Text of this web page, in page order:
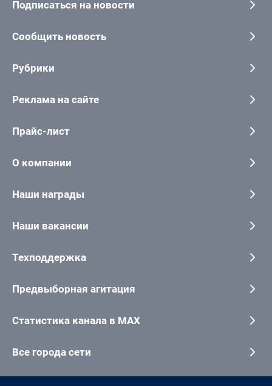
Подписаться на новости
Сообщить новость
Рубрики
Реклама на сайте
Прайс-лист
О компании
Наши награды
Наши вакансии
Техподдержка
Предвыборная агитация
Статистика канала в MAX
Все города сети